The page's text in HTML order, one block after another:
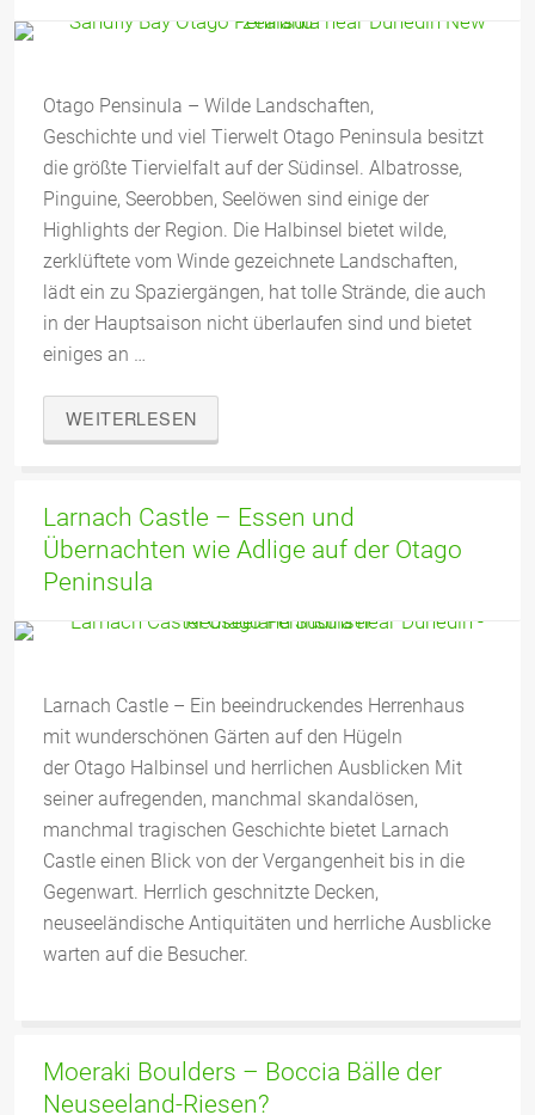
Otago Pensinula – Wilde Landschaften,
Geschichte und viel Tierwelt Otago Peninsula besitzt
die größte Tiervielfalt auf der Südinsel. Albatrosse,
Pinguine, Seerobben, Seelöwen sind einige der
Highlights der Region. Die Halbinsel bietet wilde,
zerklüftete vom Winde gezeichnete Landschaften,
lädt ein zu Spaziergängen, hat tolle Strände, die auch
in der Hauptsaison nicht überlaufen sind und bietet
einiges an …
WEITERLESEN
Larnach Castle – Essen und
Übernachten wie Adlige auf der Otago
Peninsula
Larnach Castle – Ein beeindruckendes Herrenhaus
mit wunderschönen Gärten auf den Hügeln
der Otago Halbinsel und herrlichen Ausblicken Mit
seiner aufregenden, manchmal skandalösen,
manchmal tragischen Geschichte bietet Larnach
Castle einen Blick von der Vergangenheit bis in die
Gegenwart. Herrlich geschnitzte Decken,
neuseeländische Antiquitäten und herrliche Ausblicke
warten auf die Besucher.
Moeraki Boulders – Boccia Bälle der
Neuseeland-Riesen?